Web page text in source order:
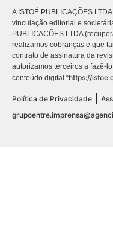
A ISTOÉ PUBLICAÇÕES
vinculação editorial e
PUBLICACÕES LTDA
realizamos cobranças e que
contrato de assinatura da
autorizamos terceiros a fazê-
conteúdo digital “https://
Política de Privacidade